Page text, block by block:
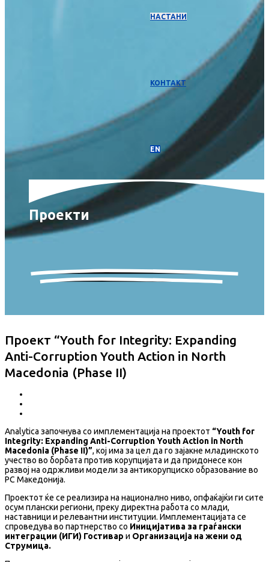
НАСТАНИ
КОНТАКТ
EN
Проекти
Проект “Youth for Integrity: Expanding
Anti-Corruption Youth Action in North
Macedonia (Phase II)
Analytica започнува со имплементација на проектот “Youth for
Integrity: Expanding Anti-Corruption Youth Action in North
Macedonia (Phase II)”, кој има за цел да го зајакне младинското
учество во борбата против корупцијата и да придонесе кон
развој на одржливи модели за антикорупциско образование во
РС Македонија.
Проектот ќе се реализира на национално ниво, опфаќајќи ги сите
осум плански региони, преку директна работа со млади,
наставници и релевантни институции. Имплементацијата се
спроведува во партнерство со Иницијатива за граѓански
интеграции (ИГИ) Гостивар и Организација на жени од
Струмица.